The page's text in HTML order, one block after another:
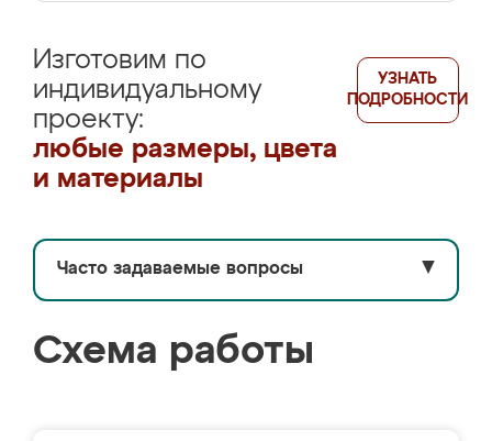
Изготовим по
индивидуальному
проекту:
любые размеры, цвета
и материалы
УЗНАТЬ
ПОДРОБНОСТИ
Часто задаваемые вопросы ▼
Схема работы